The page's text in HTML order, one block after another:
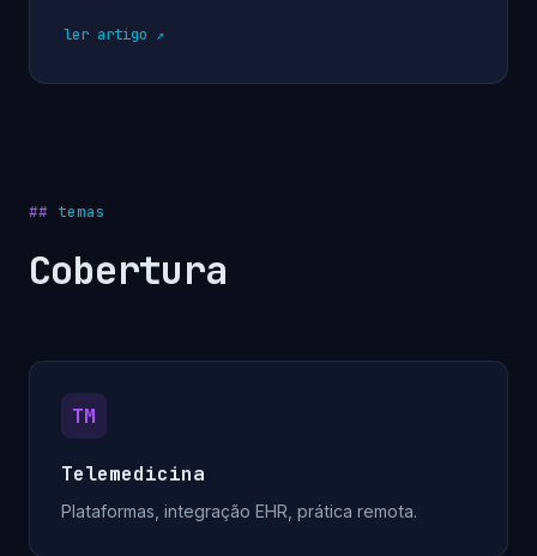
ler artigo
temas
Cobertura
TM
Telemedicina
Plataformas, integração EHR, prática remota.